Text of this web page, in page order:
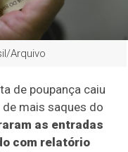
Arquivo
de poupança caiu
mais saques do
as entradas
com relatório